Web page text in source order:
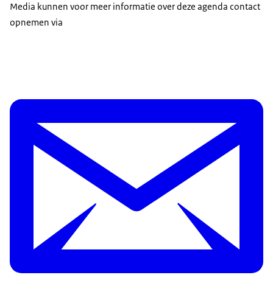
Media kunnen voor meer informatie over deze agenda contact
opnemen via